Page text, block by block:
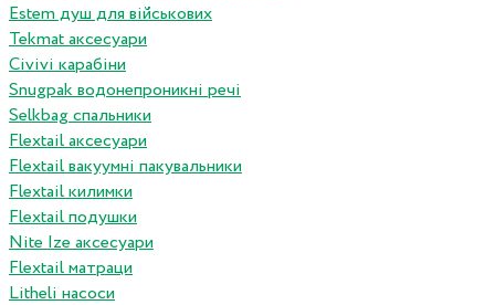
Estem душ для військових
Tekmat аксесуари
Сivivi карабіни
Snugpak водонепроникні речі
Selkbag спальники
Flextail аксесуари
Flextail вакуумні пакувальники
Flextail килимки
Flextail подушки
Nite Ize аксесуари
Flextail матраци
Litheli насоси